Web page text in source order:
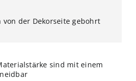
von der Dekorseite gebohrt
sind mit einem